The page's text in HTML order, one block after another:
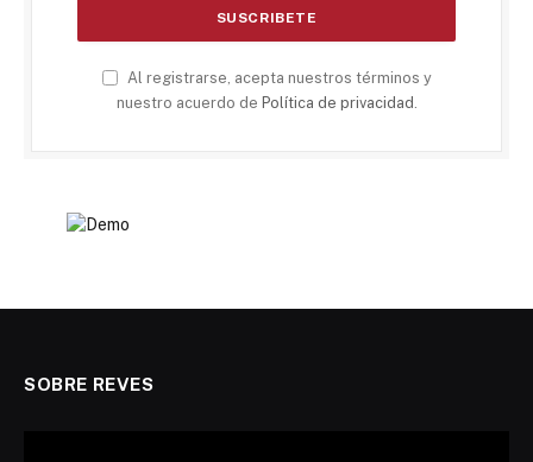
Al registrarse, acepta nuestros términos y
nuestro acuerdo de Política de privacidad
SOBRE REVES